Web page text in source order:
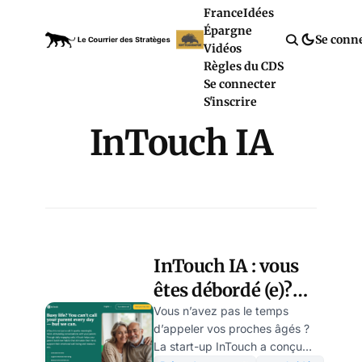
FranceIdées
Épargne
Vidéos
Règles du CDS
Se connecter
S'inscrire
Se
InTouch IA
InTouch IA : vous
êtes débordé (e)?
Un robot appelle
vos parents à votre
Vous n’avez pas le temps
d’appeler vos proches âgés ?
La start-up InTouch a conçu